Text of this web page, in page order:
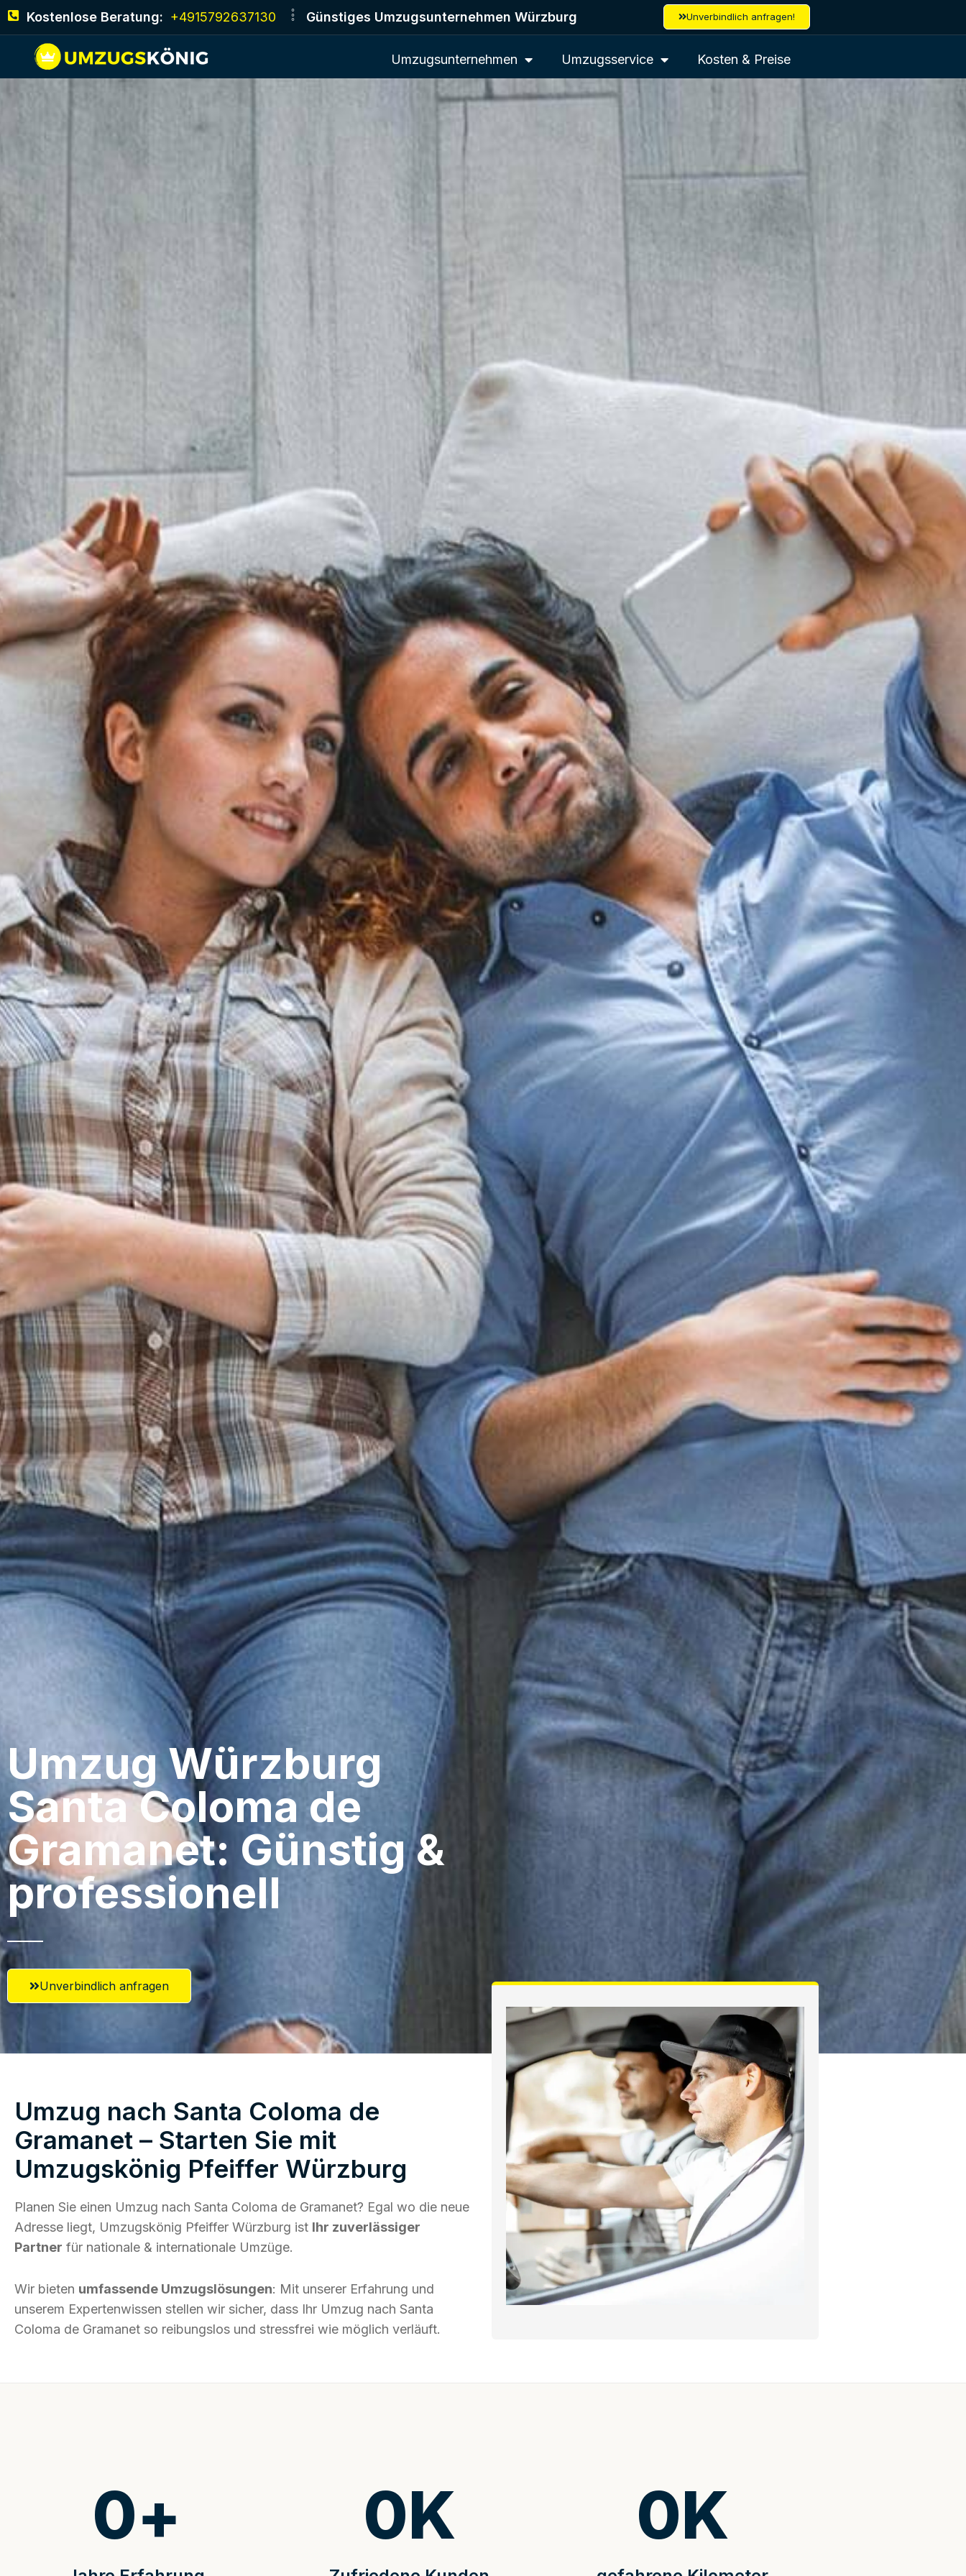
Kostenlose Beratung: +4915792637130 Günstiges Umzugsunternehmen Würzburg Unverbindlich anfragen!
Umzugsunternehmen Umzugsservice Kosten & Preise
Umzug Würzburg​
Santa Coloma de
Gramanet: Günstig &
professionell​
Unverbindlich anfragen
Umzug nach Santa Coloma de
Gramanet – Starten Sie mit
Umzugskönig Pfeiffer Würzburg
Planen Sie einen Umzug nach Santa Coloma de Gramanet? Egal wo die neue
Adresse liegt, Umzugskönig Pfeiffer Würzburg ist Ihr zuverlässiger
Partner für nationale & internationale Umzüge.
Wir bieten umfassende Umzugslösungen: Mit unserer Erfahrung und
unserem Expertenwissen stellen wir sicher, dass Ihr Umzug nach Santa
Coloma de Gramanet so reibungslos und stressfrei wie möglich verläuft.
0+ 0K 0K